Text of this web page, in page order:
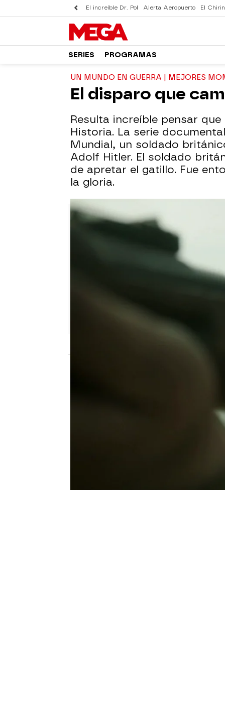
El increíble Dr. Pol Alerta Aeropuerto El
SERIES PROGRAMAS
UN MUNDO EN GUERRA | MEJORES
El disparo que
Resulta increíble pensar
Historia. La serie
Mundial, un soldado
Adolf Hitler. El soldado
de apretar el gatillo. Fue
la gloria.
Mejores